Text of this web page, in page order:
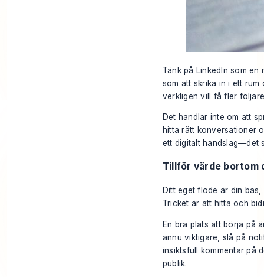
Tänk på LinkedIn som
som att skrika in i ett rum
verkligen vill få fler
Det handlar inte om att
hitta rätt konversationer
ett digitalt handslag—det
Tillför värde bortom
Ditt eget flöde är din
Tricket är att hitta och
En bra plats att börja på
ännu viktigare, slå på
insiktsfull kommentar på
publik.